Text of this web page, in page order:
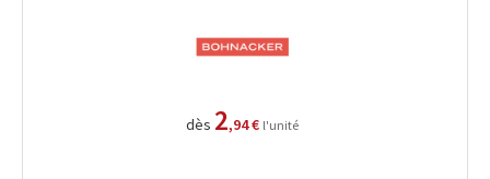
dès 2,94 € l'unité